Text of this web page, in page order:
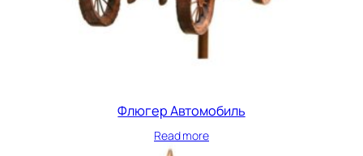
Флюгер Автомобиль
Read more